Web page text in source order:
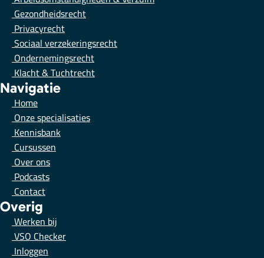
Gezondheidsrecht
Privacyrecht
Sociaal verzekeringsrecht
Ondernemingsrecht
Klacht & Tuchtrecht
Navigatie
Home
Onze specialisaties
Kennisbank
Cursussen
Over ons
Podcasts
Contact
Overig
Werken bij
VSO Checker
Inloggen